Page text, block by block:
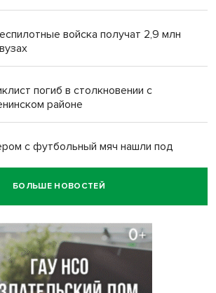
войска получат 2,9 млн
погиб в столкновении с
районе
с футбольный мяч нашли под
БОЛЬШЕ НОВОСТЕЙ